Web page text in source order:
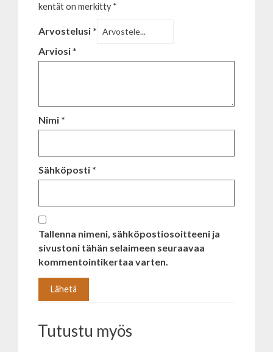
kentät on merkitty *
Arvostelusi *
Arviosi *
Nimi *
Sähköposti *
Tallenna nimeni, sähköpostiosoitteeni ja
sivustoni tähän selaimeen seuraavaa
kommentointikertaa varten.
Tutustu myös